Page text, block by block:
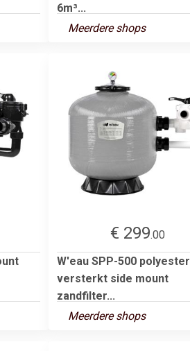
6m³...
Meerdere shops
€ 299.00
W'eau SPP-500 polyester
versterkt side mount
zandfilter...
Meerdere shops